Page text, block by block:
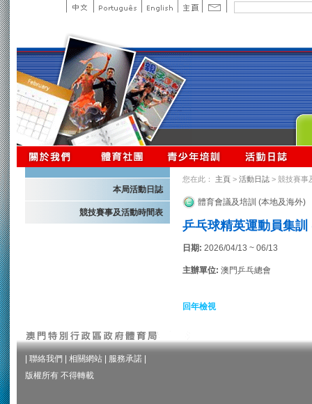
本局活動日誌
競技賽事及活動時間表
您在此： 主頁 > 活動日誌 > 競技賽事
體育會議及培訓 (本地及海外)
乒乓球精英運動員集訓
日期: 2026/04/13 ~ 06/13
主辦單位: 澳門乒乓總會
回年檢視
聯絡我們 相關網站 服務承諾
版權所有 不得轉載